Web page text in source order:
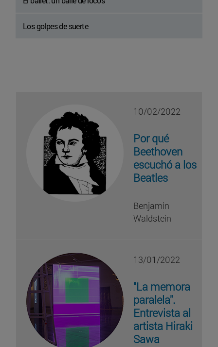
Los golpes de suerte
10/02/2022
Por qué
Beethoven
escuchó a los
Beatles
Benjamin
Waldstein
13/01/2022
"La memora
paralela".
Entrevista al
artista Hiraki
Sawa